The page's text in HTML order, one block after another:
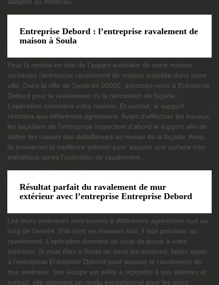
Entreprise Debord : l’entreprise ravalement de
maison à Soula
Pour la remise en état de l’aspect extérieur de votre maison,
contactez l’entreprise ravalement de maison installée dans votre
ville. Dans la ville de Soula en 09000, adressez-vous à Entreprise
Debord pour le ravalement ou la rénovation de façade.
L’opération valorisera votre maison. Et surtout, le support
résistera aux différentes agressions. Avant d’effectuer les travaux,
les façadiers de l’entreprise inspectent d’abord le support afin de
définir les causes des défaillances au niveau de la façade. Ainsi,
ils trouveront la meilleure solution pour assurer une surface très
esthétique après l’opération de ravalement.
Résultat parfait du ravalement de mur
extérieur avec l’entreprise Entreprise Debord
Les murs extérieurs sont soumis à différentes agressions tout au
long de l’année. S’ils sont en mauvais état, il faut procéder au
ravalement. L’opération donnera un coup de jeune à votre
extérieur. Si vous êtes à Soula ou dans les environs, faites appel
à l’entreprise Entreprise Debord pour assurer le ravalement de
mur extérieur. Son équipe est prête à répondre à vos attentes et
surtout, elle assurera un rendu exceptionnel pour les murs